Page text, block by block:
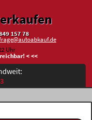
157 78
Uhr
< <<